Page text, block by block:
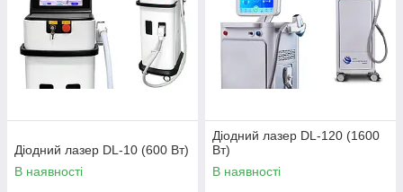
Діодний лазер DL-10 (600 Вт)
В наявності
Діодний лазер DL-120 (1600
Вт)
В наявності